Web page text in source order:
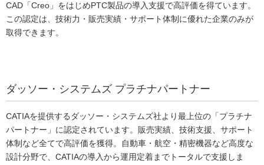
CAD「Creo」をはじめPTC製品の導入支援で高評価を得ています。
この認定は、技術力・販売実績・サポート体制に優れた企業のみが
取得できます。
ダッソー・システムズ プラチナパートナー
CATIAを提供するダッソー・システムズ社より最上位の「プラチナ
パートナー」に認定されています。販売実績、技術支援、サポート
体制など全てで高評価を獲得。自動車・航空・精密機器など高度な
設計分野で、CATIAの導入から運用定着までトータルで支援しま